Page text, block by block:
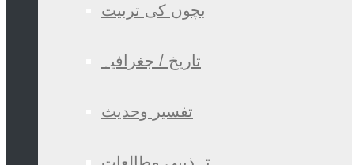
بچوں کی تربیت
تاریخ / جغرافیہ
تفسیر وحدیث